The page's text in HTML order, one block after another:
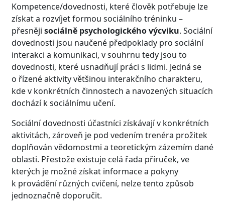
Kompetence/dovednosti, které člověk potřebuje lze
získat a rozvíjet formou sociálního tréninku –
přesněji sociálně psychologického výcviku. Sociální
dovednosti jsou naučené předpoklady pro sociální
interakci a komunikaci, v souhrnu tedy jsou to
dovednosti, které usnadňují práci s lidmi. Jedná se
o řízené aktivity většinou interakčního charakteru,
kde v konkrétních činnostech a navozených situacích
dochází k sociálnímu učení.
Sociální dovednosti účastníci získávají v konkrétních
aktivitách, zároveň je pod vedením trenéra prožitek
doplňován vědomostmi a teoretickým zázemím dané
oblasti. Přestože existuje celá řada příruček, ve
kterých je možné získat informace a pokyny
k provádění různých cvičení, nelze tento způsob
jednoznačně doporučit.